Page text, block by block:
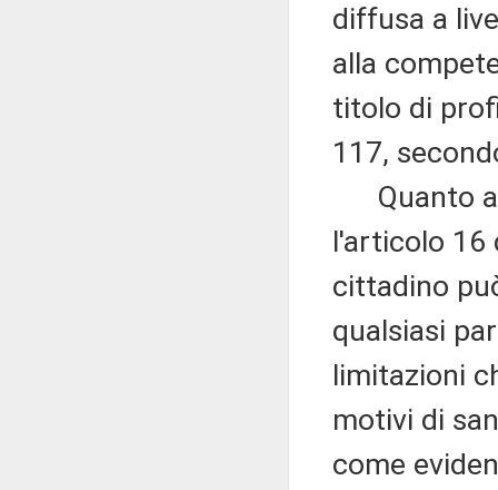
diffusa a
alla
titolo di
117,
Quanto al
l'articolo 16
cittadino
qualsiasi
limitazioni
motivi di
come